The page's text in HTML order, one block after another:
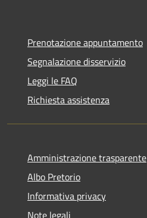
Prenotazione appuntamento
Segnalazione disservizio
Leggi le FAQ
Richiesta assistenza
Amministrazione trasparente
Albo Pretorio
Informativa privacy
Note legali